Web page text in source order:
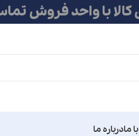
با واحد فروش
مادرباره ما